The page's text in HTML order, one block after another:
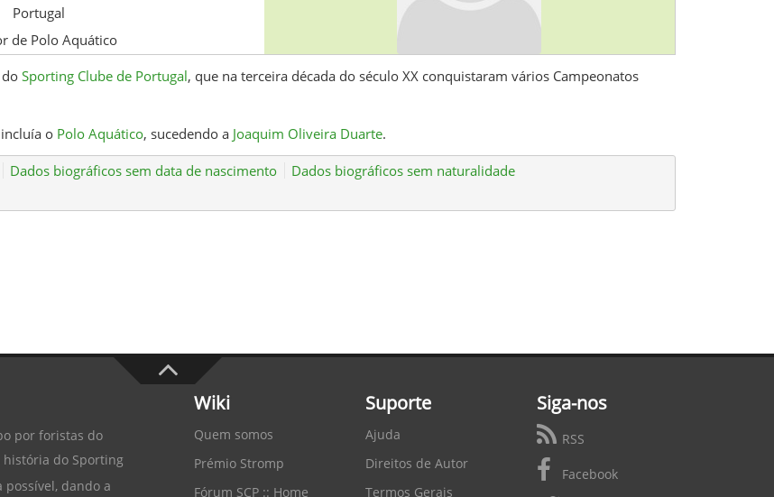
Portugal
de Polo Aquático
Sporting Clube de Portugal, que na terceira década do século XX conquistaram vários Campeonatos
o Polo Aquático, sucedendo a Joaquim Oliveira Duarte.
Dados biográficos sem data de nascimento
Dados biográficos sem naturalidade
por foristas do
história do Sporting
dando a
Wiki
Quem somos
Prémio Stromp
Fórum SCP :: Home
Suporte
Ajuda
Direitos de Autor
Termos Gerais
Siga-nos
RSS
Facebook